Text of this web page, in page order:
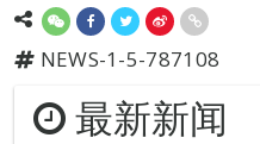
NEWS-1-5-787108
最新新闻